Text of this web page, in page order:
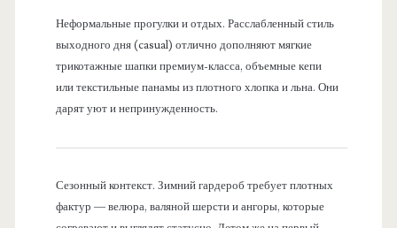
Неформальные прогулки и отдых. Расслабленный стиль
выходного дня (casual) отлично дополняют мягкие
трикотажные шапки премиум-класса, объемные кепи
или текстильные панамы из плотного хлопка и льна. Они
дарят уют и непринужденность.
Сезонный контекст. Зимний гардероб требует плотных
фактур — велюра, валяной шерсти и ангоры, которые